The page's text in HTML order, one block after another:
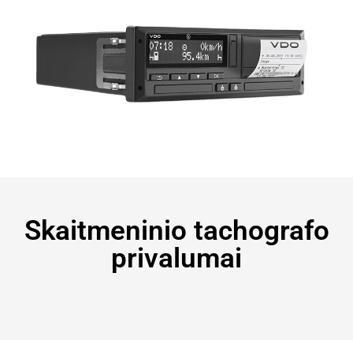
Skaitmeninio tachografo
privalumai